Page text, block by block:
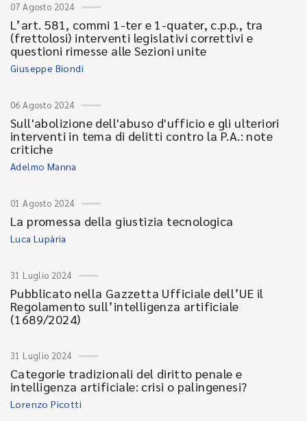
07 Agosto 2024
L’art. 581, commi 1-ter e 1-quater, c.p.p., tra
(frettolosi) interventi legislativi correttivi e
questioni rimesse alle Sezioni unite
Giuseppe Biondi
06 Agosto 2024
Sull'abolizione dell'abuso d'ufficio e gli ulteriori
interventi in tema di delitti contro la P.A.: note
critiche
Adelmo Manna
01 Agosto 2024
La promessa della giustizia tecnologica
Luca Lupària
31 Luglio 2024
Pubblicato nella Gazzetta Ufficiale dell’UE il
Regolamento sull’intelligenza artificiale
(1689/2024)
31 Luglio 2024
Categorie tradizionali del diritto penale e
intelligenza artificiale: crisi o palingenesi?
Lorenzo Picotti